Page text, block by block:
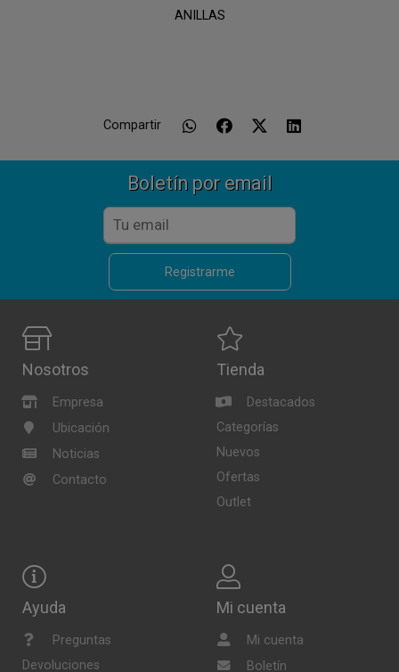
ANILLAS
Compartir
Boletín por email
Registrarme
Nosotros
Empresa
Ubicación
Noticias
Contacto
Tienda
Destacados
Categorías
Nuevos
Ofertas
Outlet
Ayuda
Preguntas
Devoluciones
Mi cuenta
Mi cuenta
Boletín